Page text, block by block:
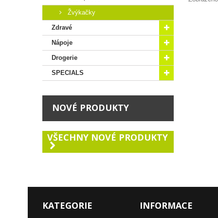
Žvýkačky
Zdravé
Nápoje
Drogerie
SPECIALS
NOVÉ PRODUKTY
VŠECHNY NOVÉ PRODUKTY
KATEGORIE INFORMACE